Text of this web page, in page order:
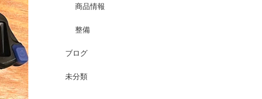
商品情報
整備
ブログ
未分類